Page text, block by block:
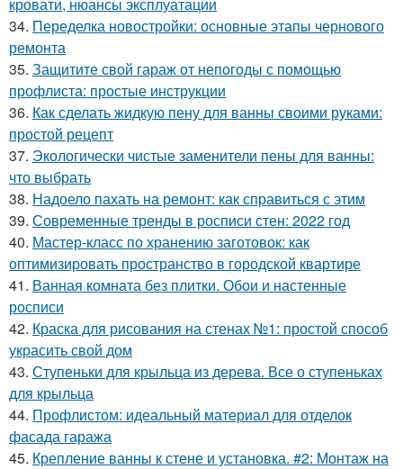
34. Переделка новостройки: основные этапы чернового
ремонта
35. Защитите свой гараж от непогоды с помощью
профлиста: простые инструкции
36. Как сделать жидкую пену для ванны своими руками:
простой рецепт
37. Экологически чистые заменители пены для ванны:
что выбрать
38. Надоело пахать на ремонт: как справиться с этим
39. Современные тренды в росписи стен: 2022 год
40. Мастер-класс по хранению заготовок: как
оптимизировать пространство в городской квартире
41. Ванная комната без плитки. Обои и настенные
росписи
42. Краска для рисования на стенах №1: простой способ
украсить свой дом
43. Ступеньки для крыльца из дерева. Все о ступеньках
для крыльца
44. Профлистом: идеальный материал для отделок
фасада гаража
45. Крепление ванны к стене и установка. #2: Монтаж на